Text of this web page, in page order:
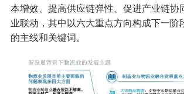
本增效、提高供应链弹性、促进产业链协
业联动，其中以六大重点方向构成下一阶
的主线和关键词。